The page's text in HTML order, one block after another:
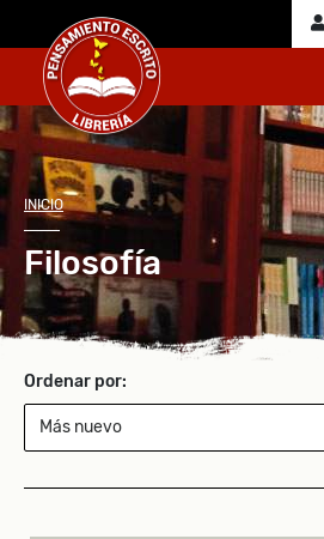
INICIO
Filosofía
Ordenar por:
Más nuevo